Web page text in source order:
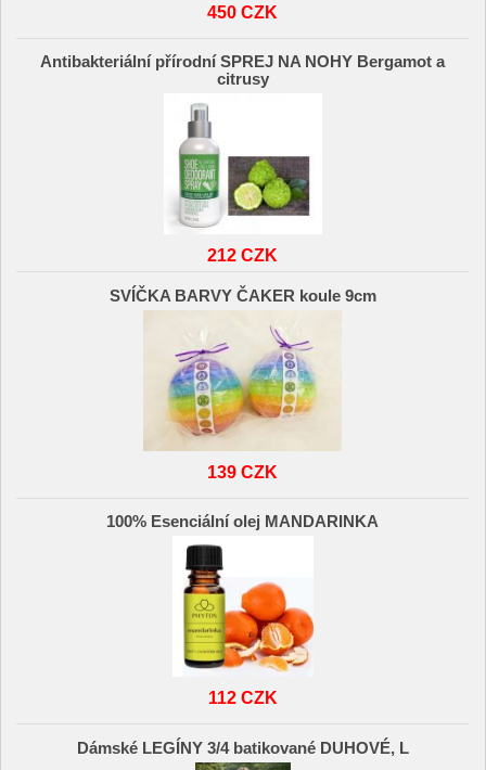
450 CZK
Antibakteriální přírodní SPREJ NA NOHY Bergamot a
citrusy
212 CZK
SVÍČKA BARVY ČAKER koule 9cm
139 CZK
100% Esenciální olej MANDARINKA
112 CZK
Dámské LEGÍNY 3/4 batikované DUHOVÉ, L